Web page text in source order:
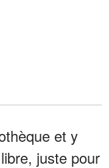
et y
juste pour